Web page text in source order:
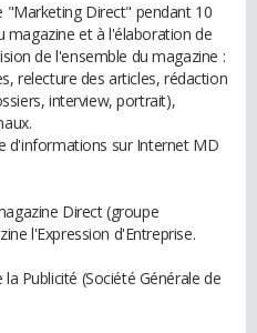
"Marketing Direct" pendant 10
magazine et à l'élaboration de
de l'ensemble du magazine :
relecture des articles, rédaction
interview, portrait),
d'informations sur Internet MD
Direct (groupe
l'Expression d'Entreprise.
Publicité (Société Générale de